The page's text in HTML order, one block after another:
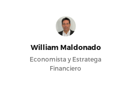
William Maldonado
Economista y Estratega
Financiero